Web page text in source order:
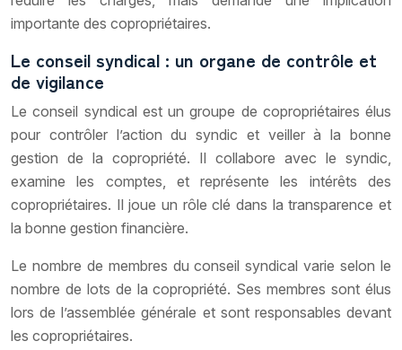
importante des copropriétaires.
Le conseil syndical : un organe de contrôle et
de vigilance
Le conseil syndical est un groupe de copropriétaires élus
pour contrôler l’action du syndic et veiller à la bonne
gestion de la copropriété. Il collabore avec le syndic,
examine les comptes, et représente les intérêts des
copropriétaires. Il joue un rôle clé dans la transparence et
la bonne gestion financière.
Le nombre de membres du conseil syndical varie selon le
nombre de lots de la copropriété. Ses membres sont élus
lors de l’assemblée générale et sont responsables devant
les copropriétaires.